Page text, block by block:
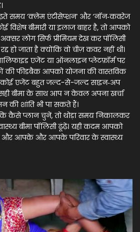
समय ‘क्लेम एंटीसेप्शन’ और ‘नॉन‑कवरेज
विशेष बीमारी या इलाज बाहर है, तो आपको
अक्सर लोग सिर्फ प्रीमियम देख कर पॉलिसी
हो जाता है क्योंकि वो चीज़ कवर नहीं थी।
एजेंट या ऑनलाइन प्लेटफ़ॉर्म पर
की फीडबैक आपको योजना की वास्तविक
कोई एजेंट बहुत जल्द-से-जल्द साइन‑अप
सही बीमा के साथ आप न केवल अपना खर्चा
शांति भी पा सकते हैं।
कैसे प्लान चुनें, तो थोड़ा समय निकालकर
बीमा पॉलिसी ढूंढ़ें। यही कदम आपको
और आपके और आपके परिवार के स्वास्थ्य